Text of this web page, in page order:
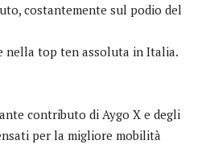
costantemente sul podio del
nella top ten assoluta in Italia.
contributo di Aygo X e degli
per la migliore mobilità